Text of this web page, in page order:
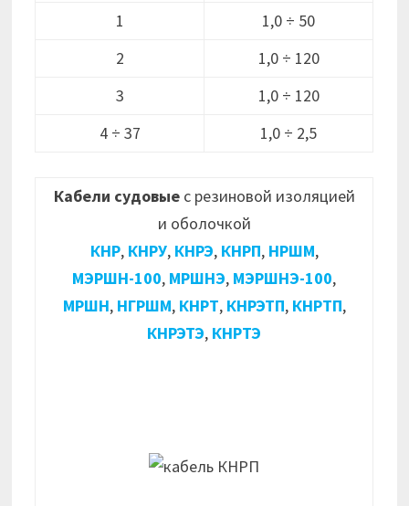
1
1,0 ÷ 50
2
1,0 ÷ 120
3
1,0 ÷ 120
4 ÷ 37
1,0 ÷ 2,5
Кабели судовыес резиновой изоляцией
и оболочкой
КНР, КНРУ, КНРЭ, КНРП, НРШМ,
МЭРШН-100, МРШНЭ, МЭРШНЭ-100,
МРШН, НГРШМ, КНРТ, КНРЭТП, КНРТП,
КНРЭТЭ, КНРТЭ